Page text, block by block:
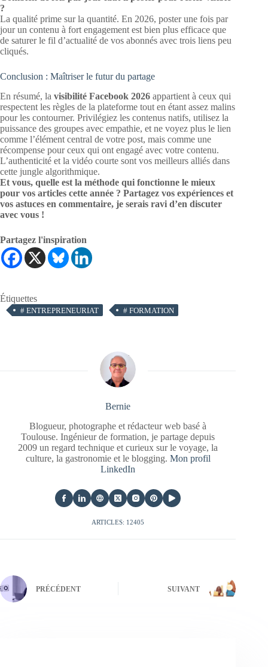
?
La qualité prime sur la quantité. En 2026, poster une fois par
jour un contenu à fort engagement est bien plus efficace que
de saturer le fil d’actualité de vos abonnés avec trois liens peu
cliqués.
Conclusion : Maîtriser le futur du partage
En résumé, la visibilité Facebook 2026 appartient à ceux qui
respectent les règles de la plateforme tout en étant assez malins
pour les contourner. Privilégiez les contenus natifs, utilisez la
puissance des groupes avec empathie, et ne voyez plus le lien
comme l’élément central de votre post, mais comme une
récompense pour ceux qui ont engagé avec votre contenu.
L’authenticité et la vidéo courte sont vos meilleurs alliés dans
cette jungle algorithmique.
Et vous, quelle est la méthode qui fonctionne le mieux
pour vos articles cette année ? Partagez vos expériences et
vos astuces en commentaire, je serais ravi d’en discuter
avec vous !
Partagez l'inspiration
Étiquettes
# ENTREPRENEURIAT # FORMATION
Bernie
Blogueur, photographe et rédacteur web basé à
Toulouse. Ingénieur de formation, je partage depuis
2009 un regard technique et curieux sur le voyage, la
culture, la gastronomie et le blogging. Mon profil
LinkedIn
ARTICLES: 12405
PRÉCÉDENT SUIVANT